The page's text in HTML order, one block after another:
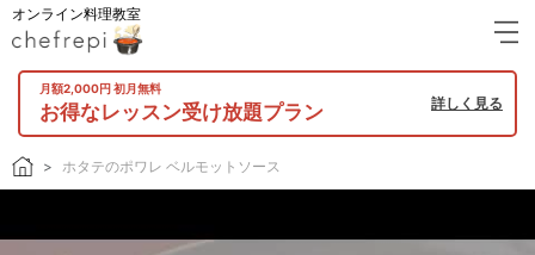
オンライン料理教室
月額2,000円 初月無料
お得なレッスン受け放題プラン 詳しく見る
ホタテのポワレ ベルモットソース